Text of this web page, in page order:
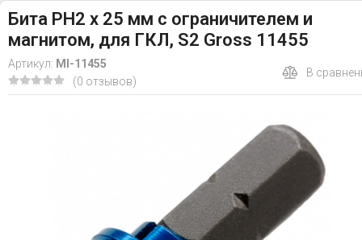
Бита PH2 x 25 мм с ограничителем и
магнитом, для ГКЛ, S2 Gross 11455
Артикул: MI-11455
(0 отзывов)
В